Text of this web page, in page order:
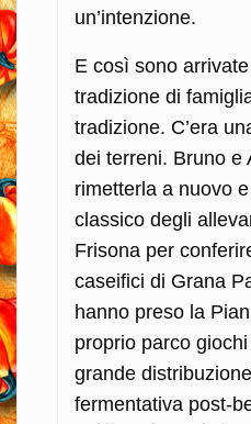
un’intenzione.
E così sono
tradizione di
tradizione. C’era
dei terreni. Bruno e
rimetterla a nuovo
classico degli
Frisona per
caseifici di Grana
hanno preso la
proprio parco
grande
fermentativa post-